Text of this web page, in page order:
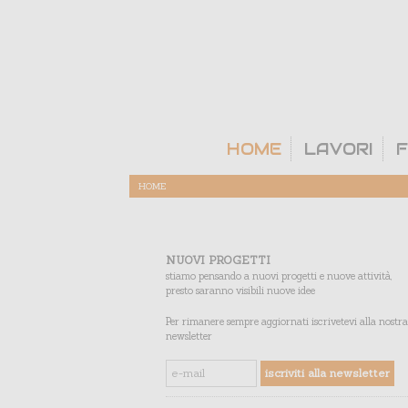
HOME LAVORI
HOME
NUOVI PROGETTI
stiamo pensando a nuovi progetti e nuove attività,
presto saranno visibili nuove idee
Per rimanere sempre aggiornati iscrivetevi alla nostra
newsletter